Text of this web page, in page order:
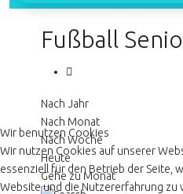
Fußball
Nach Jahr
Nach Monat
Nach Woche
Heute
Gehe zu Monat
Wir benutzen Cookies
Wir nutzen Cookies auf unserer
essenziell für den Betrieb der Seite,
Website und die Nutzererfahrung zu